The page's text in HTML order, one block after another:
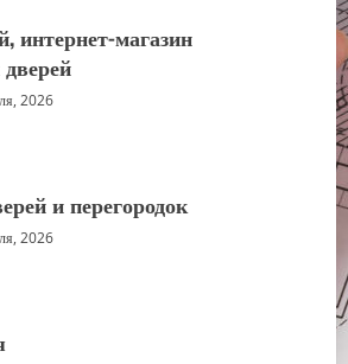
интернет-магазин
2026
и перегородок
2026